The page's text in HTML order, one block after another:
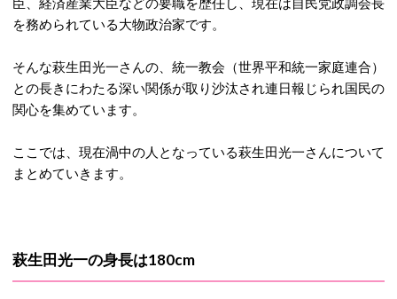
を務められている大物政治家です。
そんな萩生田光一さんの、統一教会（世界平和統一家庭連合）
との長きにわたる深い関係が取り沙汰され連日報じられ国民の
関心を集めています。
ここでは、現在渦中の人となっている萩生田光一さんについて
まとめていきます。
萩生田光一の身長は180cm